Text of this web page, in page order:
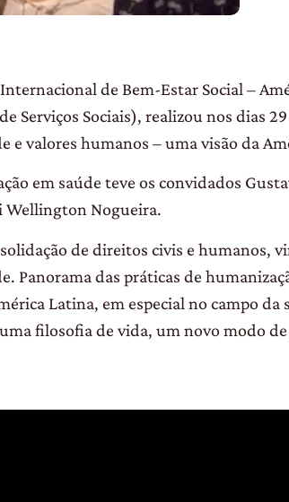
de Bem-Estar Social –
Serviços Sociais), realizou nos dias
e valores humanos – uma visão da
em saúde teve os convidados
Wellington Nogueira.
de direitos civis e humanos,
Panorama das práticas de
Latina, em especial no campo da
filosofia de vida, um novo modo de